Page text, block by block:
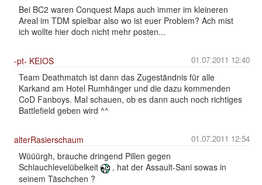
Bei BC2 waren Conquest Maps auch immer im kleineren
Areal im TDM spielbar also wo ist euer Problem? Ach mist
ich wollte hier doch nicht mehr posten...
01.07.2011 12:40
-pt- KEIOS
Team Deathmatch ist dann das Zugeständnis für alle
Karkand am Hotel Rumhänger und die dazu kommenden
CoD Fanboys. Mal schauen, ob es dann auch noch richtiges
Battlefield geben wird ^^
01.07.2011 12:54
alterRasierschaum
Wüüürgh, brauche dringend Pillen gegen
Schlauchlevelübelkeit
, hat der Assault-Sani sowas in
seinem Täschchen ?